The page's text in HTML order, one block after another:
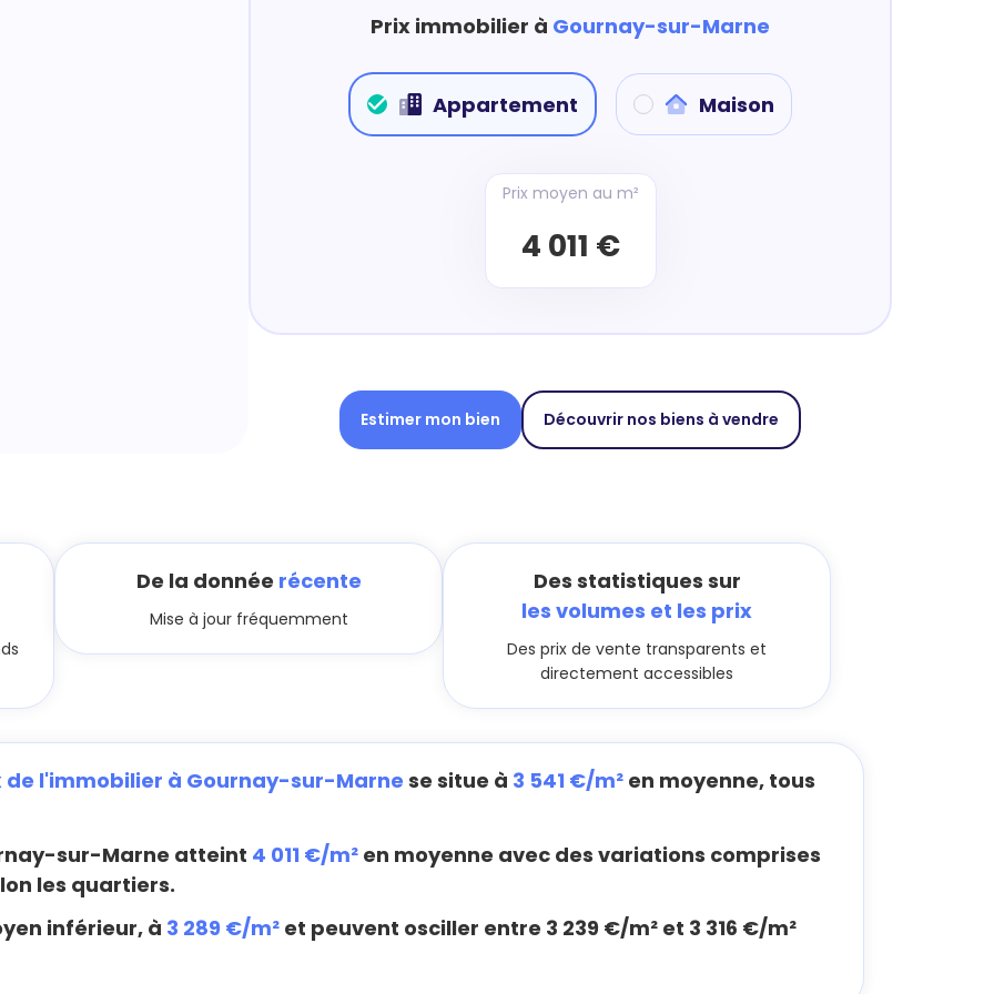
Prix immobilier à Gournay-sur-Marne
Appartement Maison
Prix moyen au m²
4 011 €
Estimer mon bien Découvrir nos biens à vendre
De la donnée récente
Mise à jour fréquemment
Des statistiques sur
les volumes et les prix
Des prix de vente transparents et
directement accessibles
de l'immobilier à Gournay-sur-Marne se situe à 3 541 €/m² en moyenne, tous
sur-Marne atteint 4 011 €/m² en moyenne avec des variations comprises
les quartiers.
inférieur, à 3 289 €/m² et peuvent osciller entre 3 239 €/m² et 3 316 €/m²